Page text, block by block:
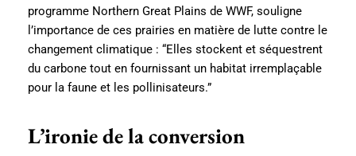
programme Northern Great Plains de WWF, souligne
l’importance de ces prairies en matière de lutte contre le
changement climatique : “Elles stockent et séquestrent
du carbone tout en fournissant un habitat irremplaçable
pour la faune et les pollinisateurs.”
L’ironie de la conversion